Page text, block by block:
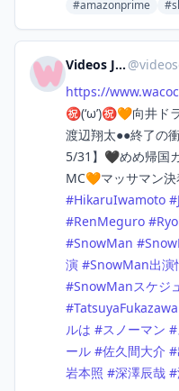
#amazonprime
Videos Japan @
https://www.
㊗️(‘ω’)㊗️🧡向井
渡辺翔太●●終了の
5/31】🖤めめ帰国
MC🧡マッサマン
#HikaruIwamoto #
#RenMeguro #
#SnowMan #
演 #SnowMan出演
#SnowManスケジ
#TatsuyaFukazawa
ルは #スノーマン #
ール #佐久間大介 #
岩本照 #深澤辰哉 #